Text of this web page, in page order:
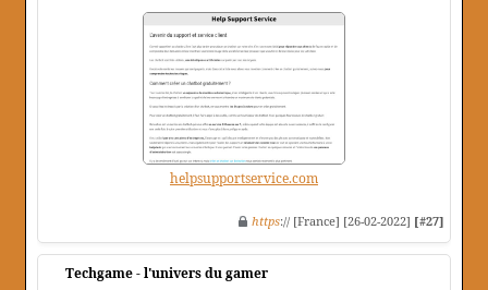
helpsupportservice.com
https:// [France] [26-02-2022] [#27]
Techgame - l'univers du gamer